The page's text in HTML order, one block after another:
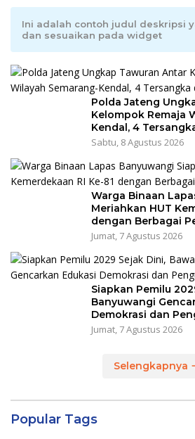
Ini adalah contoh judul deskripsi
dan sesuaikan pada widget
Polda Jateng
Kelompok Remaja
Kendal, 4
Sabtu, 8 Agustus 2026
Warga Binaan
Meriahkan HUT
dengan Berbagai
Jumat, 7 Agustus 2026
Siapkan Pemilu
Banyuwangi
Demokrasi dan
Jumat, 7 Agustus 2026
Selengkapnya
Popular Tags